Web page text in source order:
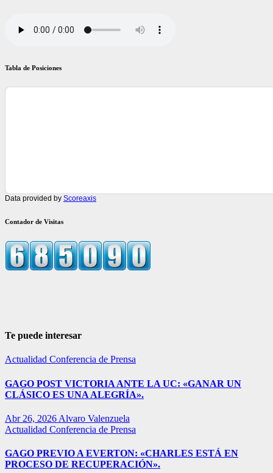
Tabla de Posiciones
Data provided by Scoreaxis
Contador de Visitas
Te puede interesar
Actualidad Conferencia de Prensa
GAGO POST VICTORIA ANTE LA UC: «GANAR UN
CLÁSICO ES UNA ALEGRÍA».
Abr 26, 2026 Alvaro Valenzuela
Actualidad Conferencia de Prensa
GAGO PREVIO A EVERTON: «CHARLES ESTÁ EN
PROCESO DE RECUPERACIÓN».